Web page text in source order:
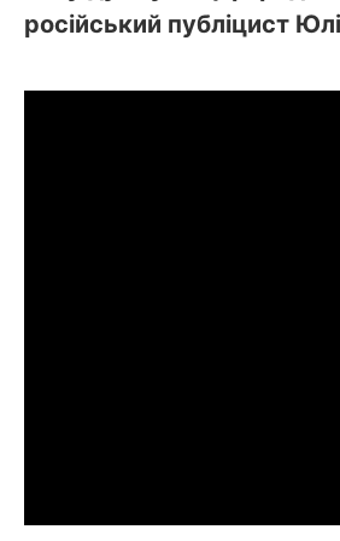
російський публіцист